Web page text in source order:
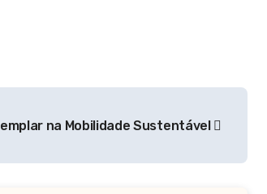
na Mobilidade Sustentável